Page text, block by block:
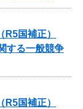
国補正）
する一般競争
国補正）